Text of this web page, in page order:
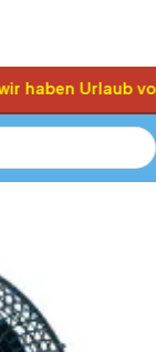
Urlaub